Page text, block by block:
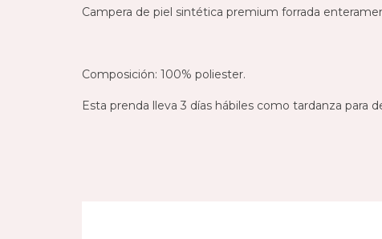
Campera de piel sintética premium forrada
Composición: 100% poliester.
Esta prenda lleva 3 días hábiles como tardanza para